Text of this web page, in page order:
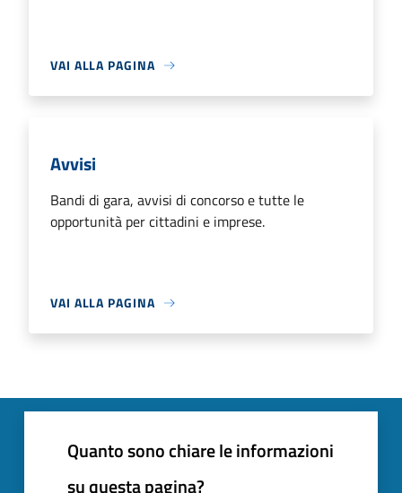
VAI ALLA PAGINA
Avvisi
Bandi di gara, avvisi di concorso e tutte le
opportunità per cittadini e imprese.
VAI ALLA PAGINA
Quanto sono chiare le informazioni
su questa pagina?